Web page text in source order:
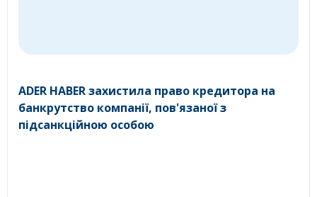
ADER HABER захистила право кредитора на
банкрутство компанії, пов'язаної з
підсанкційною особою